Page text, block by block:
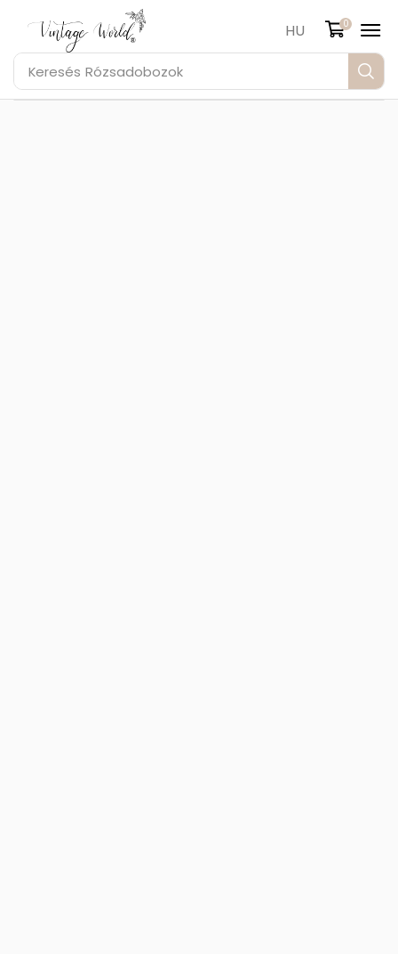
Keresés Rózsadobozok
HU 0